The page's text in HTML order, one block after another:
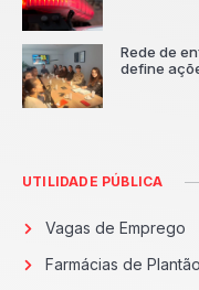
Rede de
define
UTILIDADE PÚBLICA
Vagas de Emprego
Farmácias de Plantão